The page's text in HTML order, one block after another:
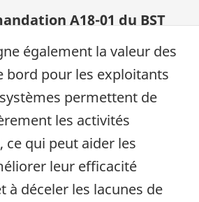
A18-01 du BST
également la valeur des
bord pour les exploitants
permettent de
les activités
ce qui peut aider les
leur efficacité
à déceler les lacunes de